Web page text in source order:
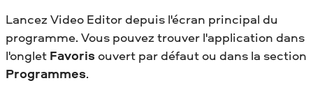
Lancez Video Editor depuis l'écran principal du
programme. Vous pouvez trouver l'application dans
l'onglet Favoris ouvert par défaut ou dans la section
Programmes.